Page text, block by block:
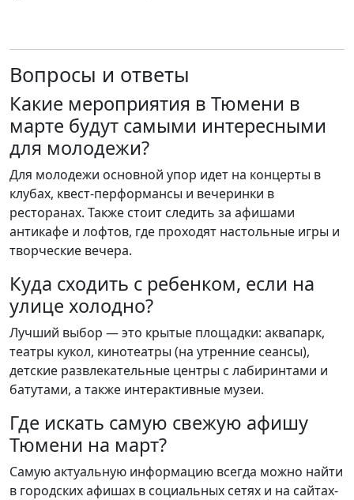
Вопросы и ответы
Какие мероприятия в Тюмени в
марте будут самыми интересными
для молодежи?
Для молодежи основной упор идет на концерты в
клубах, квест-перформансы и вечеринки в
ресторанах. Также стоит следить за афишами
антикафе и лофтов, где проходят настольные игры и
творческие вечера.
Куда сходить с ребенком, если на
улице холодно?
Лучший выбор — это крытые площадки: аквапарк,
театры кукол, кинотеатры (на утренние сеансы),
детские развлекательные центры с лабиринтами и
батутами, а также интерактивные музеи.
Где искать самую свежую афишу
Тюмени на март?
Самую актуальную информацию всегда можно найти
в городских афишах в социальных сетях и на сайтах-